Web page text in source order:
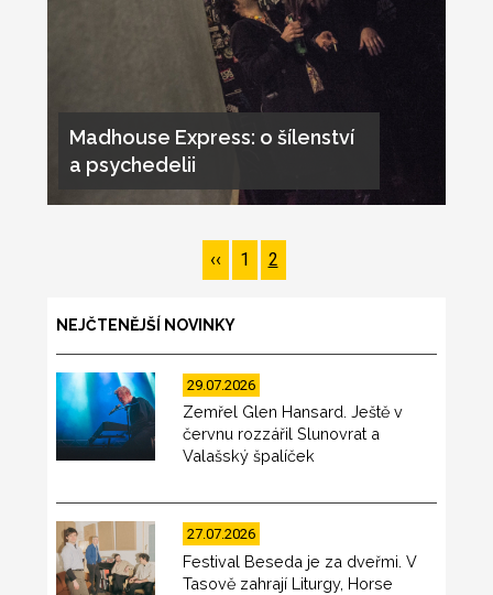
Madhouse Express: o šílenství
a psychedelii
Pagination
Předchozí
stránka
‹‹ Page
1 Page
2
NEJČTENĚJŠÍ NOVINKY
29.07.2026
Zemřel Glen Hansard. Ještě v
červnu rozzářil Slunovrat a
Valašský špalíček
27.07.2026
Festival Beseda je za dveřmi. V
Tasově zahrají Liturgy, Horse